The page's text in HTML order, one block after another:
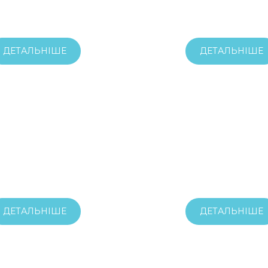
ДЕТАЛЬНІШЕ ДЕТАЛЬНІШЕ
ДЕТАЛЬНІШЕ ДЕТАЛЬНІШЕ